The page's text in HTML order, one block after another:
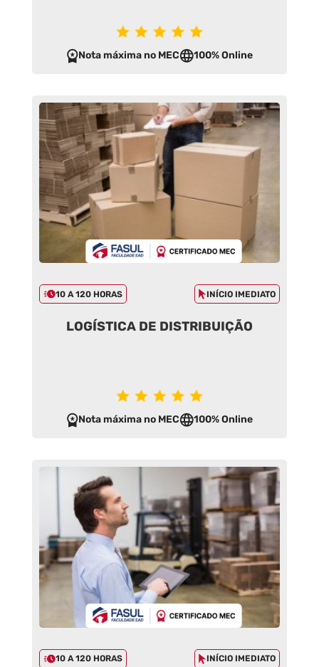
Nota máxima no MEC 100% Online
10 A 120 HORAS INÍCIO IMEDIATO
LOGÍSTICA DE DISTRIBUIÇÃO
Nota máxima no MEC 100% Online
10 A 120 HORAS INÍCIO IMEDIATO